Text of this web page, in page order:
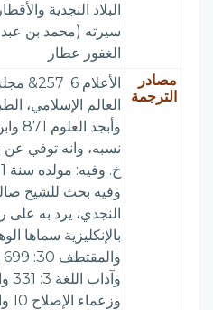
البلاد النجدية
سيرته (محمد بن
الغفور عطار
مصادر
الترجمة
العالم الإسلامي،
وفيه بحث للشيخ
النجدي، يرد به على